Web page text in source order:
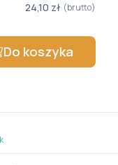
24,10 zł (brutto)
Do koszyka